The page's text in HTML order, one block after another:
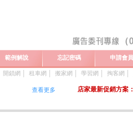
範例解說 忘記密碼 申請會員
開鎖網 租車網 搬家網 學習網 掏客網
查看更多 店家最新促銷方案：